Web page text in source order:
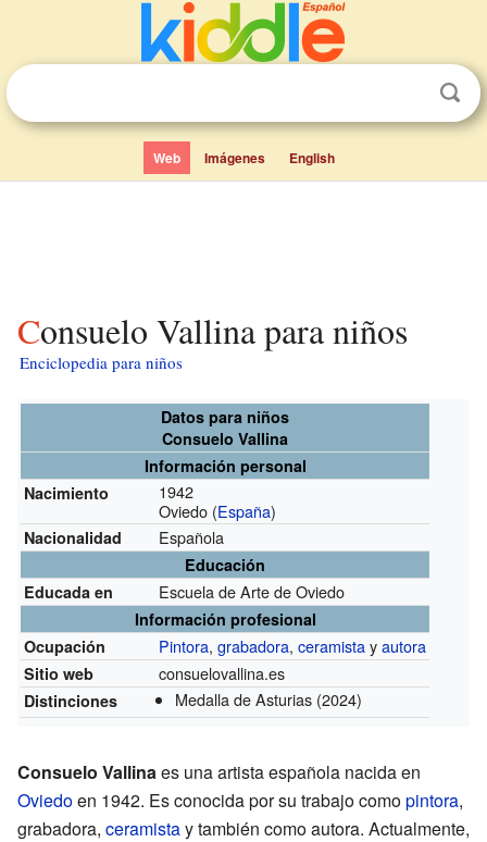
Web Imágenes English
Consuelo Vallina para niños
Enciclopedia para niños
Datos para niños
Consuelo Vallina
Información personal
Nacimiento
1942
Oviedo (España)
Nacionalidad Española
Educación
Educada en
Escuela de Arte de Oviedo
Información profesional
Ocupación
Pintora,grabadora,ceramistayautora
Sitio web consuelovallina.es
Distinciones Medalla de Asturias (2024)
Consuelo Vallinaes una artista española nacida en
Oviedoen 1942. Es conocida por su trabajo comopintora,
grabadora, ceramistay también como autora. Actualmente,